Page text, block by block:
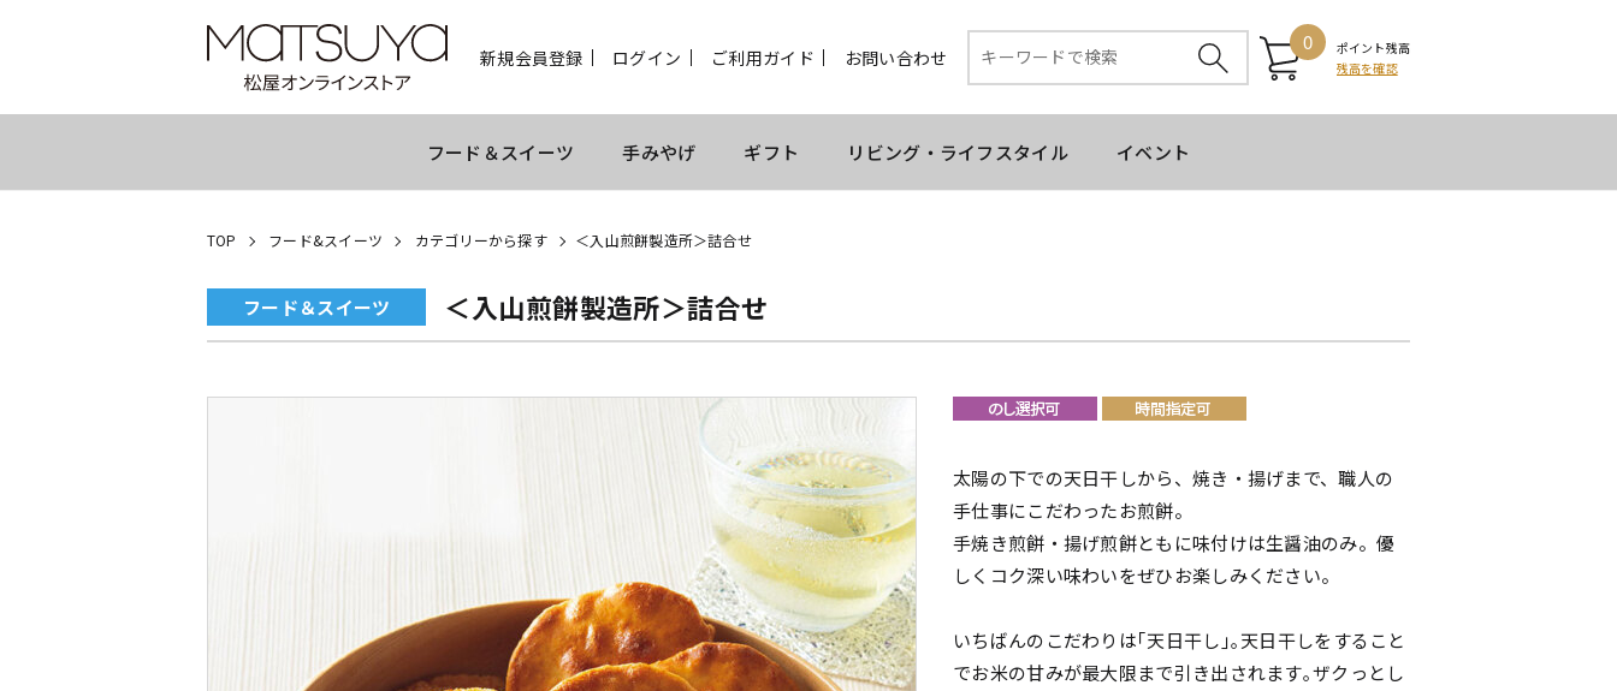
新規会員登録 ログイン ご利用ガイド お問い合わせ
0
ポイント残高
残高を確認
フード＆スイーツ 手みやげ ギフト リビング・ライフスタイル イベント
TOP フード&スイーツ カテゴリーから探す ＜入山煎餅製造所＞詰合せ
フード＆スイーツ ＜入山煎餅製造所＞詰合せ
太陽の下での天日干しから、焼き・揚げまで、職人の
手仕事にこだわったお煎餅。
手焼き煎餅・揚げ煎餅ともに味付けは生醤油のみ。優
しくコク深い味わいをぜひお楽しみください。
いちばんのこだわりは｢天日干し｣｡天日干しをすること
でお米の甘みが最大限まで引き出されます｡ザクっとし